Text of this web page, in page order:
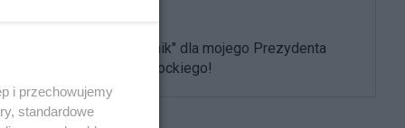
"Żółty kartonik" dla mojego Prezydenta
Karola Nawrockiego!
i przechowujemy
standardowe